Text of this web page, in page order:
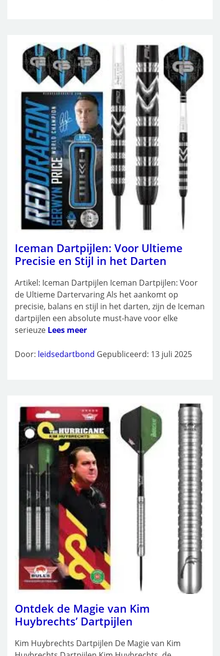
Iceman Dartpijlen: Voor Ultieme
Precisie en Stijl in het Darten
Artikel: Iceman Dartpijlen Iceman Dartpijlen: Voor
de Ultieme Dartervaring Als het aankomt op
precisie, balans en stijl in het darten, zijn de Iceman
dartpijlen een absolute must-have voor elke
serieuze Lees meer
Door: leidsedartbond Gepubliceerd: 13 juli 2025
Ontdek de Magie van Kim
Huybrechts’ Dartpijlen
Kim Huybrechts Dartpijlen De Magie van Kim